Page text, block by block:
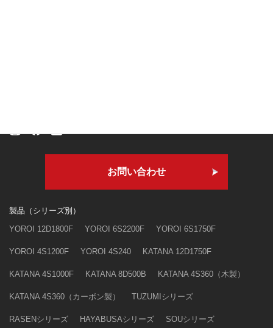
お問い合わせ
製品（シリーズ別）
YOROI 12D1800F
YOROI 6S2200F YOROI 6S1750F
YOROI 4S1200F YOROI 4S240 KATANA 12D1750F
KATANA 4S1000F KATANA 8D500B KATANA 4S360（木製）
KATANA 4S360（カーボン製） TUZUMIシリーズ
RASENシリーズ HAYABUSAシリーズ SOUシリーズ